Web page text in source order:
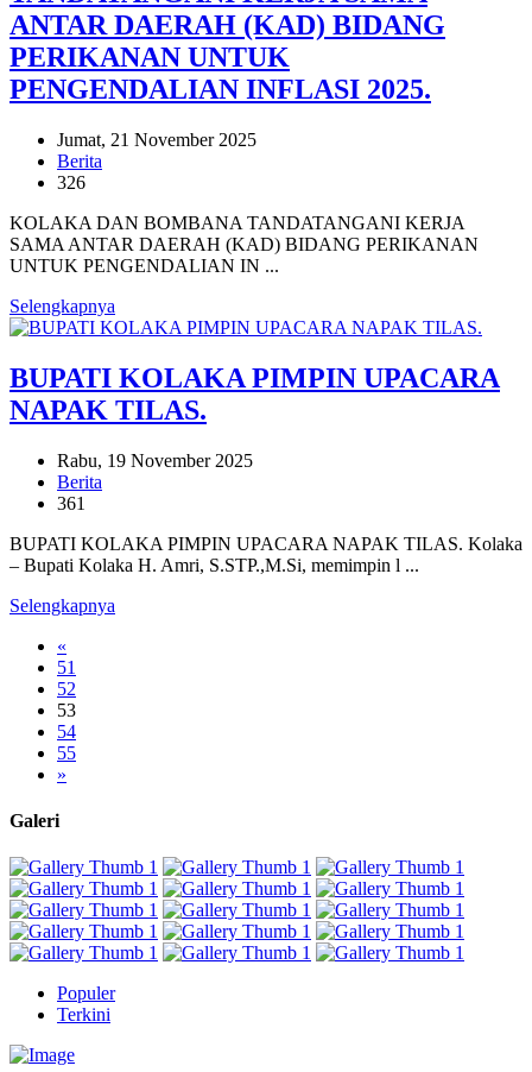
ANTAR DAERAH (KAD) BIDANG
PERIKANAN UNTUK
PENGENDALIAN INFLASI 2025.
Jumat, 21 November 2025
Berita
326
KOLAKA DAN BOMBANA TANDATANGANI KERJA
SAMA ANTAR DAERAH (KAD) BIDANG PERIKANAN
UNTUK PENGENDALIAN IN ...
Selengkapnya
BUPATI KOLAKA PIMPIN UPACARA
NAPAK TILAS.
Rabu, 19 November 2025
Berita
361
BUPATI KOLAKA PIMPIN UPACARA NAPAK TILAS. Kolaka
– Bupati Kolaka H. Amri, S.STP.,M.Si, memimpin l ...
Selengkapnya
«
51
52
53
54
55
»
Galeri
Populer
Terkini